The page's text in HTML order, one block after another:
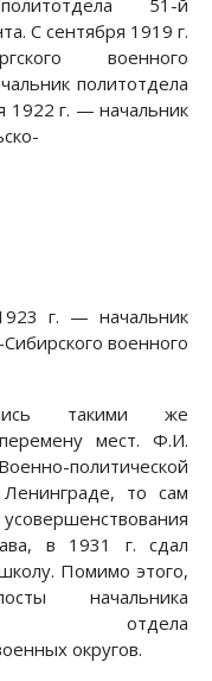
политотдела 51-й
С сентября 1919 г.
военного
политотдела
1922 г. — начальник
г. — начальник
военного
такими же
мест. Ф.И.
политической
то сам
в 1931 г. сдал
Помимо этого,
начальника
отдела
округов.